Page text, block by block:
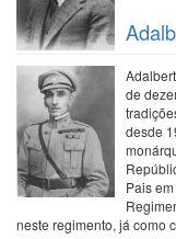
de
desde
Pais
neste regimento, já como